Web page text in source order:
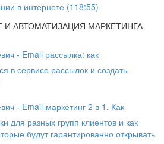
в интернете (118:55)
И АВТОМАТИЗАЦИЯ МАРКЕТИНГА
- Email рассылка: как
в сервисе рассылок и создать
- Email-маркетинг 2 в 1. Как
для разных групп клиентов и как
будут гарантированно открывать